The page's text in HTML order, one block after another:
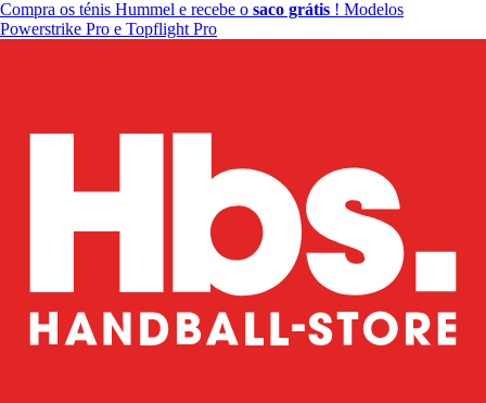
Compra os ténis Hummel e recebe o saco grátis ! Modelos
Powerstrike Pro e Topflight Pro